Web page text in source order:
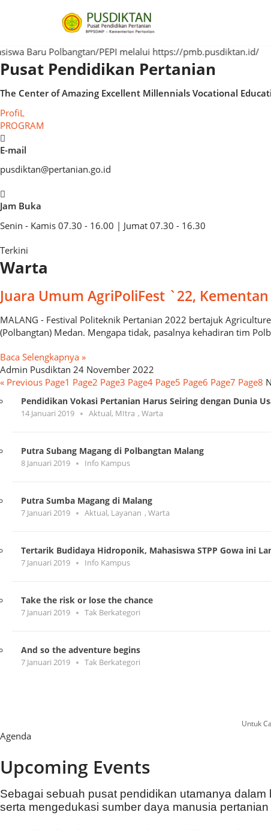
Baru Polbangtan/PEPI melalui https://pmb.pusdiktan.id/
Pusat Pendidikan Pertanian
The Center of Amazing Excellent Millennials
ProfiL
PROGRAM
E-mail
pusdiktan@pertanian.go.id
Jam Buka
Senin - Kamis 07.30 - 16.00 | Jumat 07.30 - 16.30
Terkini
Warta
Juara Umum AgriPoliFest `22,
MALANG - Festival Politeknik Pertanian 2022 bertajuk
(Polbangtan) Medan. Mengapa tidak, pasalnya kehadiran tim
Baca Selengkapnya »
Admin Pusdiktan 24 November 2022
« Previous Page1 Page2 Page3 Page4 Page5 Page6 Page7 Page8
Pendidikan Vokasi Pertanian Harus Seiring dengan Dunia
14 Januari 2019 Aktual, MItra , Warta
Putra Subang Magang di Polbangtan Malang
8 Januari 2019 Info Kampus
Putra Sumba Magang di Malang
7 Januari 2019 Aktual, Layanan , Warta
Tertarik Budidaya Hidroponik, Mahasiswa STPP Gowa ini
7 Januari 2019 Info Kampus
Take the risk or lose the chance
7 Januari 2019 Tak Berkategori
And so the adventure begins
7 Januari 2019 Tak Berkategori
Untuk
Agenda
Upcoming Events
Sebagai sebuah pusat pendidikan utamanya
serta mengedukasi sumber daya manusia